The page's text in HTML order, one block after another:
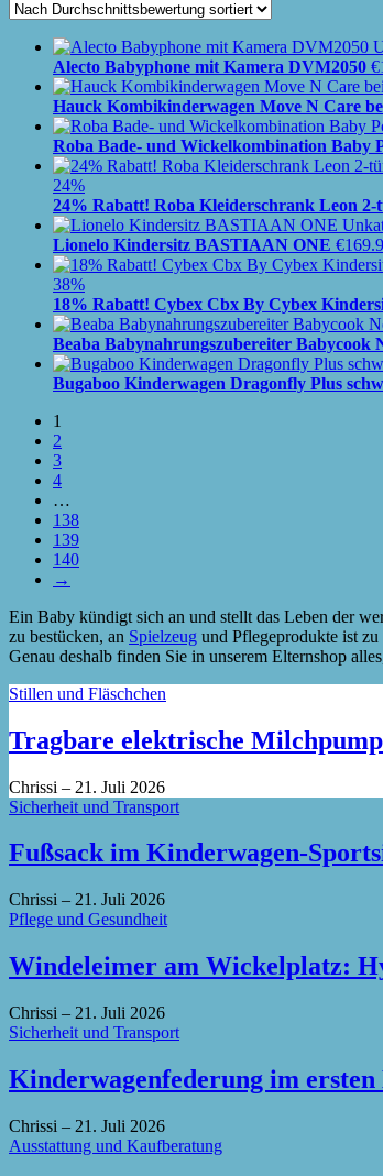
Alecto Babyphone mit Kamera DVM2050 €
Hauck Kombikinderwagen Move N Care
Roba Bade- und Wickelkombination Baby
24%
24% Rabatt! Roba Kleiderschrank Leon 2-
Lionelo Kindersitz BASTIAAN ONE €
38%
18% Rabatt! Cybex Cbx By Cybex
Beaba Babynahrungszubereiter Babycook
Bugaboo Kinderwagen Dragonfly Plus
1
2
3
4
…
138
139
140
→
Ein Baby kündigt sich an und stellt das Leben der
zu bestücken, an Spielzeug und Pflegeprodukte ist
Genau deshalb finden Sie in unserem Elternshop
Stillen und Fläschchen
Tragbare elektrische
Chrissi – 21. Juli 2026
Sicherheit und Transport
Fußsack im Kinderwagen-
Chrissi – 21. Juli 2026
Pflege und Gesundheit
Windeleimer am Wickelplatz:
Chrissi – 21. Juli 2026
Sicherheit und Transport
Kinderwagenfederung im
Chrissi – 21. Juli 2026
Ausstattung und Kaufberatung